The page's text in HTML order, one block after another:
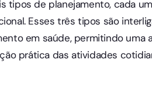
tipos de planejamento, cada
Esses três tipos são
em saúde, permitindo uma
prática das atividades